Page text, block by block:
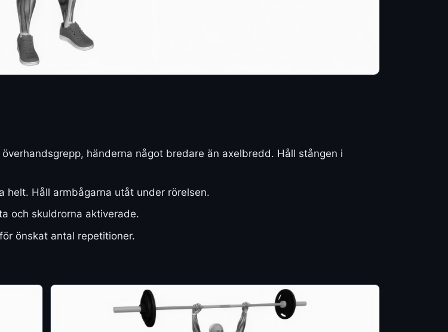
händerna något bredare än axelbredd. Håll stången i
helt. Håll armbågarna utåt under rörelsen.
och skuldrorna aktiverade.
önskat antal repetitioner.